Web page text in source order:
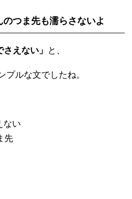
つま先も濡らさないよ
えない」 と、
プルな文でしたね。
ない
先